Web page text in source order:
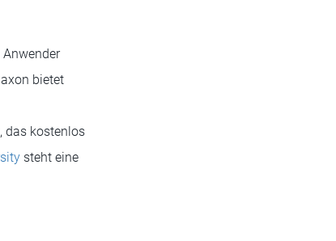
bietet
das kostenlos
steht eine